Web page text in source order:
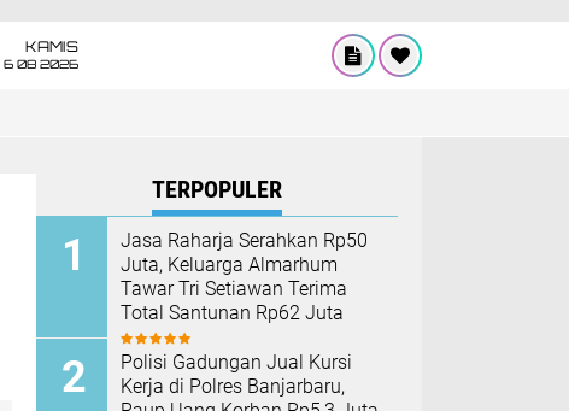
KAMIS
6 08 2026
TERPOPULER
Jasa Raharja Serahkan Rp50
Juta, Keluarga Almarhum
Tawar Tri Setiawan Terima
Total Santunan Rp62 Juta
Polisi Gadungan Jual Kursi
Kerja di Polres Banjarbaru,